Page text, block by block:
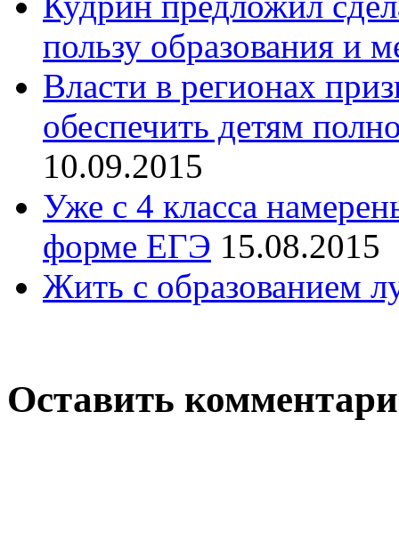
пользу образования и
Власти в регионах
обеспечить детям
10.09.2015
Уже с 4 класса
форме ЕГЭ 15.08.2015
Жить с образованием
Оставить